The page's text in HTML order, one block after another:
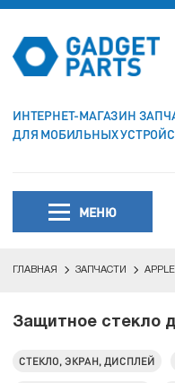
ИНТЕРНЕТ-МАГАЗИН
ДЛЯ МОБИЛЬНЫХ
МЕНЮ
ГЛАВНАЯ ЗАПЧАСТИ APPLE
Защитное стекло
СТЕКЛО, ЭКРАН, ДИСПЛЕЙ